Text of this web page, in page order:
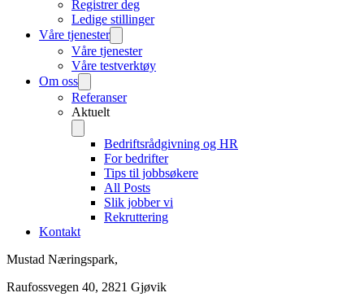
Registrer deg
Ledige stillinger
Våre tjenester
Våre tjenester
Våre testverktøy
Om oss
Referanser
Aktuelt
Bedriftsrådgivning og HR
For bedrifter
Tips til jobbsøkere
All Posts
Slik jobber vi
Rekruttering
Kontakt
Mustad Næringspark,
Raufossvegen 40, 2821 Gjøvik